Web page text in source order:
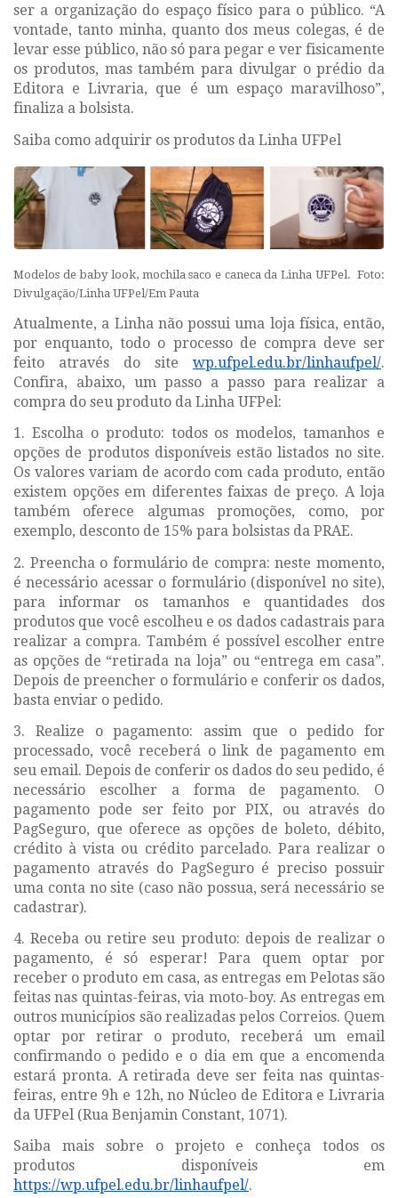
ser a organização do espaço físico para o público. “A
vontade, tanto minha, quanto dos meus colegas, é de
levar esse público, não só para pegar e ver fisicamente
os produtos, mas também para divulgar o prédio da
Editora e Livraria, que é um espaço maravilhoso”,
finaliza a bolsista.
Saiba como adquirir os produtos da Linha UFPel
Modelos de baby look, mochila saco e caneca da Linha UFPel. Foto:
Divulgação/Linha UFPel/Em Pauta
Atualmente, a Linha não possui uma loja física, então,
por enquanto, todo o processo de compra deve ser
feito através do site wp.ufpel.edu.br/linhaufpel/.
Confira, abaixo, um passo a passo para realizar a
compra do seu produto da Linha UFPel:
1. Escolha o produto: todos os modelos, tamanhos e
opções de produtos disponíveis estão listados no site.
Os valores variam de acordo com cada produto, então
existem opções em diferentes faixas de preço. A loja
também oferece algumas promoções, como, por
exemplo, desconto de 15% para bolsistas da PRAE.
2. Preencha o formulário de compra:neste momento,
é necessário acessar o formulário (disponível no site),
para informar os tamanhos e quantidades dos
produtos que você escolheu e os dados cadastrais para
realizar a compra. Também é possível escolher entre
as opções de “retirada na loja” ou “entrega em casa”.
Depois de preencher o formulário e conferir os dados,
basta enviar o pedido.
3. Realize o pagamento: assim que o pedido for
processado, você receberá o link de pagamento em
seu email. Depois de conferir os dados do seu pedido, é
necessário escolher a forma de pagamento. O
pagamento pode ser feito por PIX, ou através do
PagSeguro, que oferece as opções de boleto, débito,
crédito à vista ou crédito parcelado. Para realizar o
pagamento através do PagSeguro é preciso possuir
uma conta no site (caso não possua, será necessário se
cadastrar).
4. Receba ou retire seu produto: depois de realizar o
pagamento, é só esperar! Para quem optar por
receber o produto em casa, as entregas em Pelotas são
feitas nas quintas-feiras, via moto-boy. As entregas em
outros municípios são realizadas pelos Correios. Quem
optar por retirar o produto, receberá um email
confirmando o pedido e o dia em que a encomenda
estará pronta. A retirada deve ser feita nas quintas-
feiras, entre 9h e 12h, no Núcleo de Editora e Livraria
da UFPel (Rua Benjamin Constant, 1071).
Saiba mais sobre o projeto e conheça todos os
produtos disponíveis em
https://wp.ufpel.edu.br/linhaufpel/.